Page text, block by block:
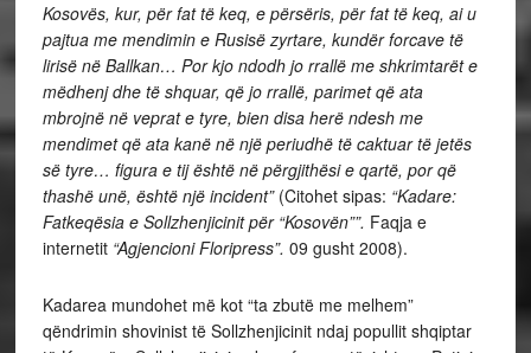
Kosovës, kur, për fat të keq, e përsëris, për fat të keq, ai u
pajtua me mendimin e Rusisë zyrtare, kundër forcave të
lirisë në Ballkan… Por kjo ndodh jo rrallë me shkrimtarët e
mëdhenj dhe të shquar, që jo rrallë, parimet që ata
mbrojnë në veprat e tyre, bien disa herë ndesh me
mendimet që ata kanë në një periudhë të caktuar të jetës
së tyre… figura e tij është në përgjithësi e qartë, por që
thashë unë, është një incident” (Citohet sipas: “Kadare:
Fatkeqësia e Sollzhenjicinit për “Kosovën””. Faqja e
internetit “Agjencioni Floripress”. 09 gusht 2008).
Kadarea mundohet më kot “ta zbutë me melhem”
qëndrimin shovinist të Sollzhenjicinit ndaj popullit shqiptar